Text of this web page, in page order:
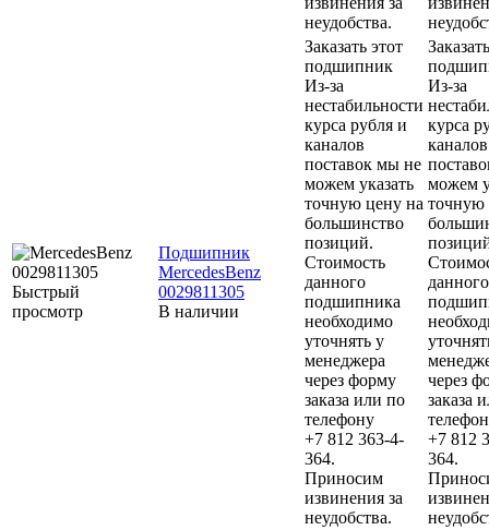
неудобства.
Быстрый
просмотр
Подшипник
MercedesBenz
0029811305
В наличии
Заказать этот
подшипник
Из-за
нестабильности
курса рубля и
каналов
поставок мы не
можем указать
точную цену на
большинство
позиций.
Стоимость
данного
подшипника
необходимо
уточнять у
менеджера
через форму
заказа или по
телефону
+7 812 363-4-
364.
Приносим
извинения за
неудобства.
Из-за
курса
каналов
можем
точную
данного
через
заказа
+7 812
364.